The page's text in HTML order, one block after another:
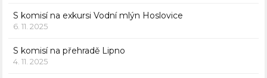
S komisí na exkursi Vodní mlýn Hoslovice
6. 11. 2025
S komisí na přehradě Lipno
4. 11. 2025